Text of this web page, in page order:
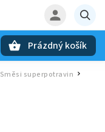
Prázdný košík
Směsi superpotravin /